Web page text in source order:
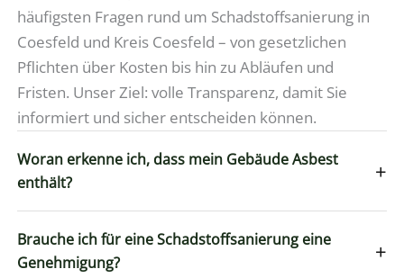
häufigsten Fragen rund um Schadstoffsanierung in
Coesfeld und Kreis Coesfeld – von gesetzlichen
Pflichten über Kosten bis hin zu Abläufen und
Fristen. Unser Ziel: volle Transparenz, damit Sie
informiert und sicher entscheiden können.
Woran erkenne ich, dass mein Gebäude Asbest
enthält?
+
Brauche ich für eine Schadstoffsanierung eine
Genehmigung?
+